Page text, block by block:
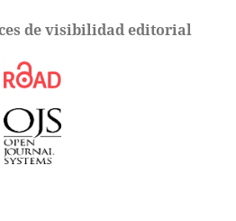
de visibilidad editorial